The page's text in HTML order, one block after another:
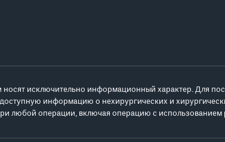
исключительно информационный характер. Для
информацию о нехирургических и
любой операции, включая операцию с использованием